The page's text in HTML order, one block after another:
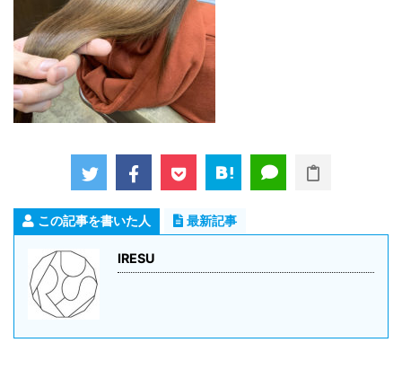
この記事を書いた人 最新記事
IRESU